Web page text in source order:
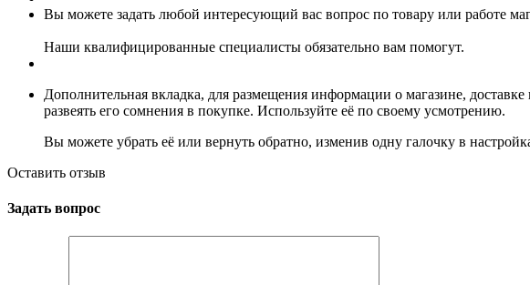
Вы можете задать любой интересующий вас вопрос по товару или работе
Наши квалифицированные специалисты обязательно вам помогут.
Дополнительная вкладка, для размещения информации о магазине,
развеять его сомнения в покупке. Используйте её по своему усмотрению.
Вы можете убрать её или вернуть обратно, изменив одну галочку в
Оставить отзыв
Задать вопрос